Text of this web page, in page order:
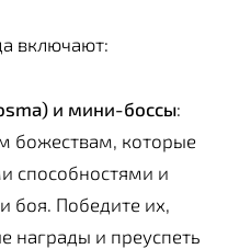
включают:
и мини-боссы:
божествам, которые
способностями и
Победите их,
награды и преуспеть